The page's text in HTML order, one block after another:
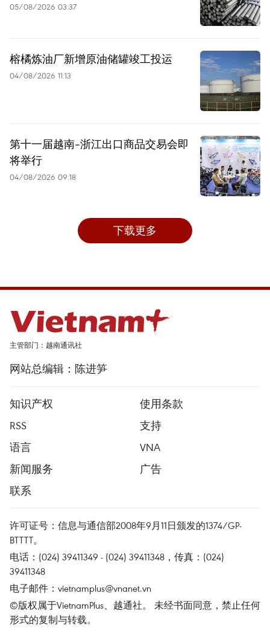
05/08/2026 03:37
榕橘炼油厂新增原油储罐竣工投运
04/08/2026 11:13
第十一届越南-浙江出口商品交易会即
将举行
04/08/2026 09:18
下载更多
主管部门：越南通讯社
网站总编辑：陈进笋
知识产权
使用条款
RSS
支持
语言
VNA
新闻服务
广告
联系
许可证号：信息与通信部2008年9月11日颁发的1374/GP-
BTTTT。
电话：(024) 39411349 - (024) 39411348，传真：(024)
39411348
电子邮件： vietnamplus@vnanet.vn
©版权属于VietnamPlus、越通社。 未经书面同意，禁止任何
形式的复制与转载。